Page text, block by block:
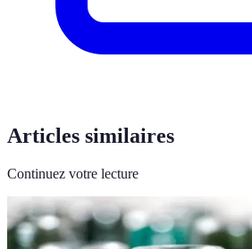
Articles similaires
Continuez votre lecture